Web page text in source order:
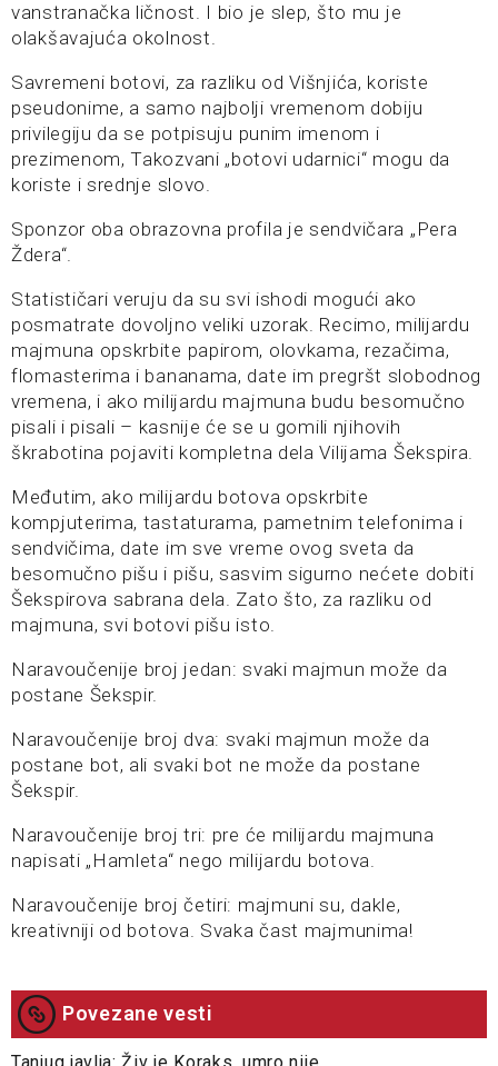
vanstranačka ličnost. I bio je slep, što mu je
olakšavajuća okolnost.
Savremeni botovi, za razliku od Višnjića, koriste
pseudonime, a samo najbolji vremenom dobiju
privilegiju da se potpisuju punim imenom i
prezimenom, Takozvani „botovi udarnici“ mogu da
koriste i srednje slovo.
Sponzor oba obrazovna profila je sendvičara „Pera
Ždera“.
Statističari veruju da su svi ishodi mogući ako
posmatrate dovoljno veliki uzorak. Recimo, milijardu
majmuna opskrbite papirom, olovkama, rezačima,
flomasterima i bananama, date im pregršt slobodnog
vremena, i ako milijardu majmuna budu besomučno
pisali i pisali – kasnije će se u gomili njihovih
škrabotina pojaviti kompletna dela Vilijama Šekspira.
Međutim, ako milijardu botova opskrbite
kompjuterima, tastaturama, pametnim telefonima i
sendvičima, date im sve vreme ovog sveta da
besomučno pišu i pišu, sasvim sigurno nećete dobiti
Šekspirova sabrana dela. Zato što, za razliku od
majmuna, svi botovi pišu isto.
Naravoučenije broj jedan: svaki majmun može da
postane Šekspir.
Naravoučenije broj dva: svaki majmun može da
postane bot, ali svaki bot ne može da postane
Šekspir.
Naravoučenije broj tri: pre će milijardu majmuna
napisati „Hamleta“ nego milijardu botova.
Naravoučenije broj četiri: majmuni su, dakle,
kreativniji od botova. Svaka čast majmunima!
Povezane vesti